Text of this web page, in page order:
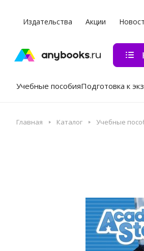
Издательства Акции
Учебные пособияПодготовка к
Главная Каталог Учебные